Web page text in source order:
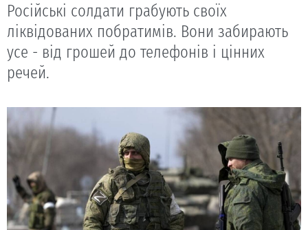
Російські солдати грабують своїх
ліквідованих побратимів. Вони забирають
усе - від грошей до телефонів і цінних
речей.